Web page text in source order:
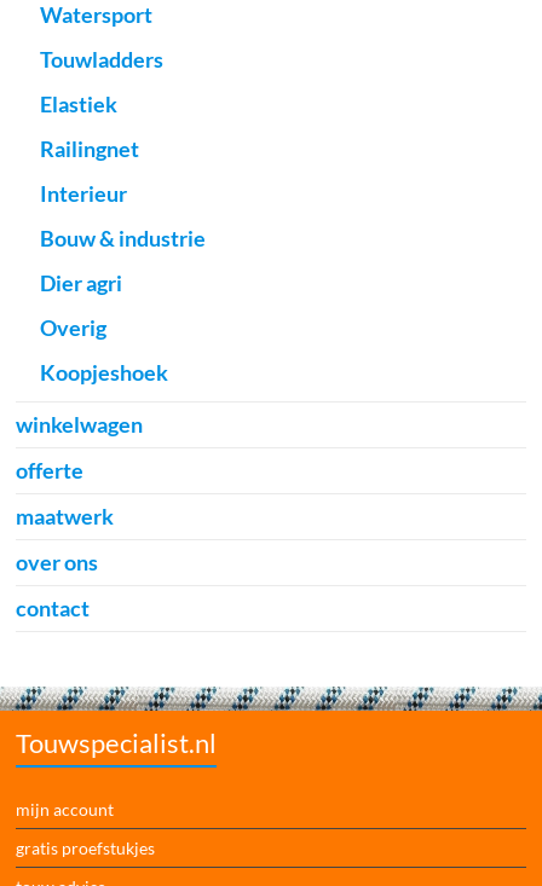
Watersport
Touwladders
Elastiek
Railingnet
Interieur
Bouw & industrie
Dier agri
Overig
Koopjeshoek
winkelwagen
offerte
maatwerk
over ons
contact
Touwspecialist.nl
mijn account
gratis proefstukjes